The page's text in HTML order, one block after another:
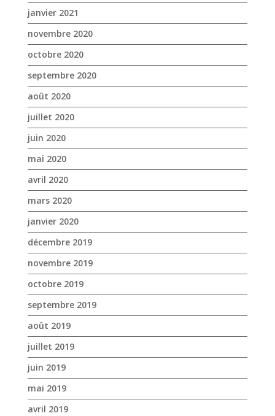
janvier 2021
novembre 2020
octobre 2020
septembre 2020
août 2020
juillet 2020
juin 2020
mai 2020
avril 2020
mars 2020
janvier 2020
décembre 2019
novembre 2019
octobre 2019
septembre 2019
août 2019
juillet 2019
juin 2019
mai 2019
avril 2019